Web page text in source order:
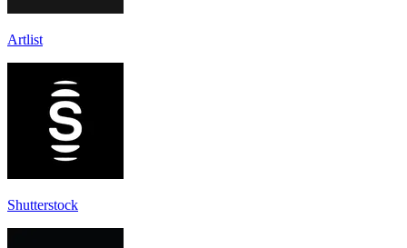
Artlist
Shutterstock